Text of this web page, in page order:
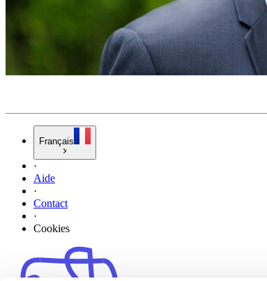
Français
·
Aide
·
Contact
·
Cookies